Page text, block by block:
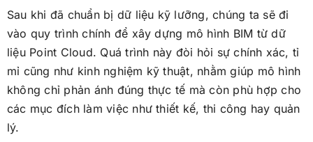
Sau khi đã chuẩn bị dữ liệu kỹ lưỡng, chúng ta sẽ đi
vào quy trình chính để xây dựng mô hình BIM từ dữ
liệu Point Cloud. Quá trình này đòi hỏi sự chính xác, tỉ
mỉ cũng như kinh nghiệm kỹ thuật, nhằm giúp mô hình
không chỉ phản ánh đúng thực tế mà còn phù hợp cho
các mục đích làm việc như thiết kế, thi công hay quản
lý.